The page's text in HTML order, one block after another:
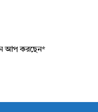
আপ করছেন*